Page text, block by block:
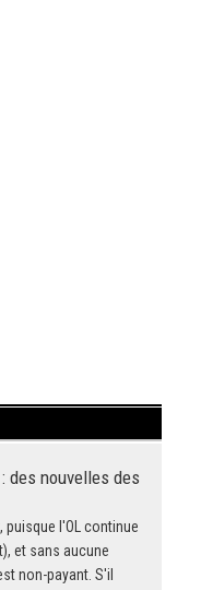
des nouvelles des
puisque l'OL continue
et sans aucune
non-payant. S'il